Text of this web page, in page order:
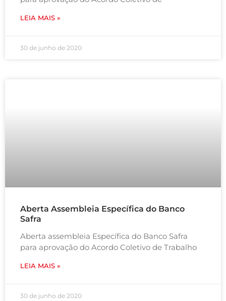
LEIA MAIS »
30 de junho de 2020
Aberta Assembleia Específica do Banco
Safra
Aberta assembleia Específica do Banco Safra
para aprovação do Acordo Coletivo de Trabalho
LEIA MAIS »
30 de junho de 2020